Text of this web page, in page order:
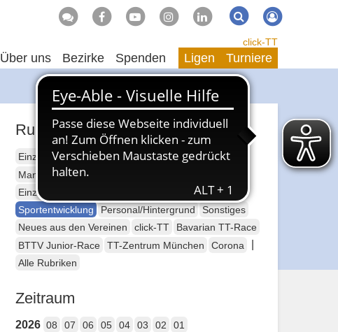
Suche Suchen
Über uns Bezirke Spenden
click-TT
Ligen Turniere
Rubriken
Einzelsport Erwachsene
Mannschaftssport Erwachsene
Einzelsport Jugend
Mannschaftssport Jugend
Sportentwicklung
Personal/Hintergrund
Sonstiges
Neues aus den Vereinen
click-TT
Bavarian TT-Race
BTTV Junior-Race
TT-Zentrum München Corona
Alle Rubriken
Zeitraum
2026 08 07 06 05 04 03 02 01